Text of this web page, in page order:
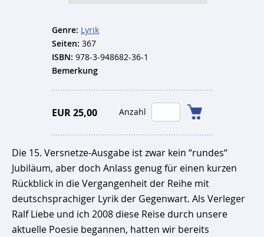
Genre: Lyrik
Seiten: 367
ISBN: 978-3-948682-36-1
Bemerkung
EUR 25,00 Anzahl
Die 15. Versnetze-Ausgabe ist zwar kein “rundes“
Jubiläum, aber doch Anlass genug für einen kurzen
Rückblick in die Vergangenheit der Reihe mit
deutschsprachiger Lyrik der Gegenwart. Als Verleger
Ralf Liebe und ich 2008 diese Reise durch unsere
aktuelle Poesie begannen, hatten wir bereits